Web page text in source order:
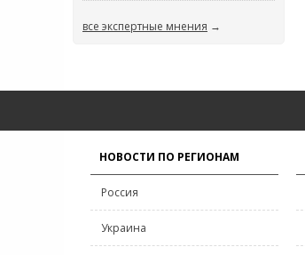
все экспертные мнения →
НОВОСТИ ПО РЕГИОНАМ
Россия
Украина